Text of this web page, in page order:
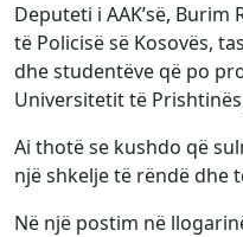
Deputeti i AAK’së,
të Policisë së Kosovës,
dhe studentëve që po
Universitetit të
Ai thotë se kushdo që
një shkelje të rëndë dhe
Në një postim në